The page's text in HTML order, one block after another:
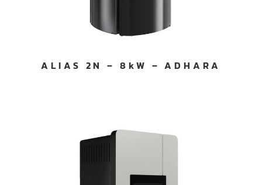
ALIAS 2N – 8kW – ADHARA